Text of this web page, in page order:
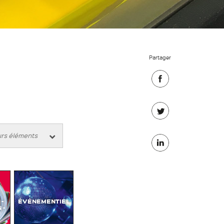
-
ÉVÉNEMENTIEL
Partager
sur
Facebook
sur
Twitter